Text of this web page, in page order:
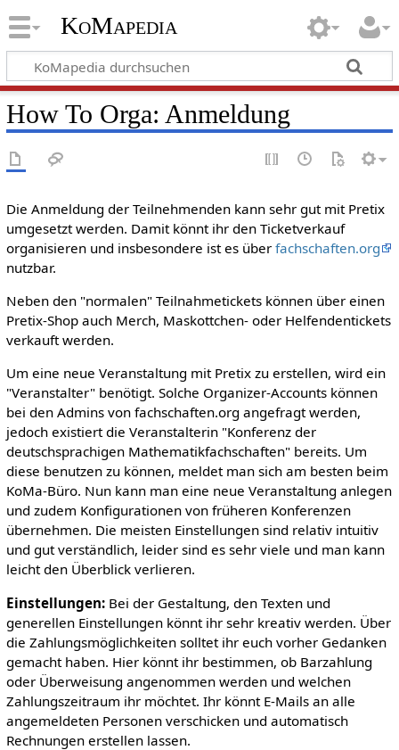
KoMapedia
How To Orga: Anmeldung
Die Anmeldung der Teilnehmenden kann sehr gut mit Pretix
umgesetzt werden. Damit könnt ihr den Ticketverkauf
organisieren und insbesondere ist es über fachschaften.org
nutzbar.
Neben den "normalen" Teilnahmetickets können über einen
Pretix-Shop auch Merch, Maskottchen- oder Helfendentickets
verkauft werden.
Um eine neue Veranstaltung mit Pretix zu erstellen, wird ein
"Veranstalter" benötigt. Solche Organizer-Accounts können
bei den Admins von fachschaften.org angefragt werden,
jedoch existiert die Veranstalterin "Konferenz der
deutschsprachigen Mathematikfachschaften" bereits. Um
diese benutzen zu können, meldet man sich am besten beim
KoMa-Büro. Nun kann man eine neue Veranstaltung anlegen
und zudem Konfigurationen von früheren Konferenzen
übernehmen. Die meisten Einstellungen sind relativ intuitiv
und gut verständlich, leider sind es sehr viele und man kann
leicht den Überblick verlieren.
Einstellungen:Bei der Gestaltung, den Texten und
generellen Einstellungen könnt ihr sehr kreativ werden. Über
die Zahlungsmöglichkeiten solltet ihr euch vorher Gedanken
gemacht haben. Hier könnt ihr bestimmen, ob Barzahlung
oder Überweisung angenommen werden und welchen
Zahlungszeitraum ihr möchtet. Ihr könnt E-Mails an alle
angemeldeten Personen verschicken und automatisch
Rechnungen erstellen lassen.